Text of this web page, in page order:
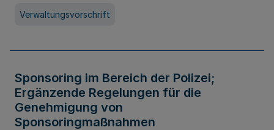
Verwaltungsvorschrift
Sponsoring im Bereich der Polizei;
Ergänzende Regelungen für die
Genehmigung von
Sponsoringmaßnahmen